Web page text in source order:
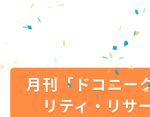
月刊「ドコニー
リティ・リサ